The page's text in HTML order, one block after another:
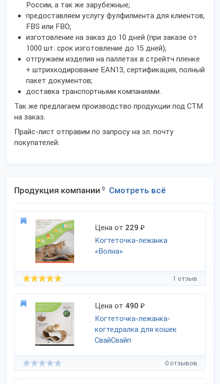
России, а так же зарубежные;
предоставляем услугу фулфилмента для клиентов,
FBS или FBO;
изготовление на заказ до 10 дней (при заказе от
1000 шт. срок изготовление до 15 дней);
отгружаем изделия на паллетах в стрейтч пленке
+ штрихкодирование EAN13, сертификация, полный
пакет документов;
доставка транспортными компаниями.
Так же предлагаем производство продукции под СТМ
на заказ.
Прайс-лист отправим по запросу на эл. почту
покупателей.
Продукция компании 9 Смотреть всё
Цена от 229 ₽
Когтеточка-лежанка
«Волна»
1 отзыв
Цена от 490 ₽
Когтеточка-лежанка-
когтедралка для кошек
СвайСвайп
0 отзывов